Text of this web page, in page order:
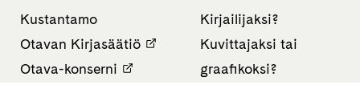
Kustantamo
Otavan Kirjasäätiö
Otava-konserni
Kirjailijaksi?
Kuvittajaksi tai
graafikoksi?